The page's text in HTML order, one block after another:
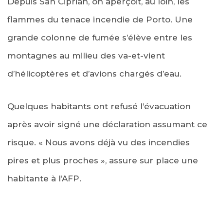
flammes du tenace incendie de Porto. Une
grande colonne de fumée s’élève entre les
montagnes au milieu des va-et-vient
d’hélicoptères et d’avions chargés d’eau.
Quelques habitants ont refusé l’évacuation
après avoir signé une déclaration assumant ce
risque. « Nous avons déjà vu des incendies
pires et plus proches », assure sur place une
habitante à l’AFP.